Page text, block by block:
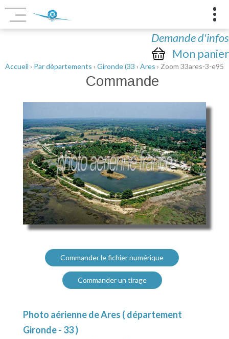
Demande d'infos
Mon panier
Accueil › Par départements › Gironde (33 › Ares › Zoom 33ares-3-e95
Commande
Commander le fichier numérique
Commander un tirage
Photo aérienne de Ares ( département
Gironde - 33 )